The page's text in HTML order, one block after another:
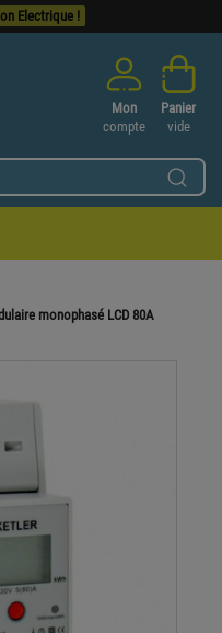
Mon
compte
Panier
vide
monophasé LCD 80A